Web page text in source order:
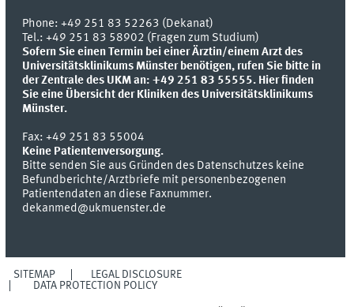
Phone:+49 251 83 52263 (Dekanat)
Tel.: +49 251 83 58902 (Fragen zum Studium)
Sofern Sie einen Termin bei einer Ärztin/einem Arzt des
Universitätsklinikums Münster benötigen, rufen Sie bitte in
der Zentrale des UKM an: +49 251 83 55555. Hier finden
Sie eine Übersicht der Kliniken des Universitätsklinikums
Münster.
Fax:+49 251 83 55004
Keine Patientenversorgung.
Bitte senden Sie aus Gründen des Datenschutzes keine
Befundberichte/Arztbriefe mit personenbezogenen
Patientendaten an diese Faxnummer.
dekanmed@ukmuenster.de
SITEMAP
LEGAL DISCLOSURE
DATA PROTECTION POLICY